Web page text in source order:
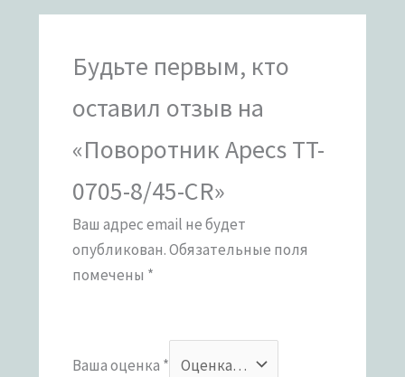
Будьте первым, кто
оставил отзыв на
«Поворотник Apecs TT-
0705-8/45-CR»
Ваш адрес email не будет
опубликован.Обязательные поля
помечены *
Ваша оценка *